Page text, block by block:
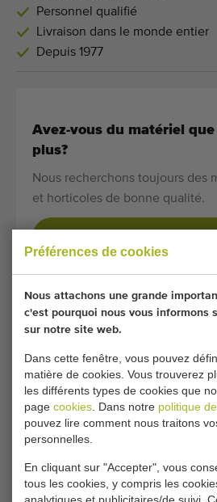
Préférences de cookies
Nous attachons une grande
c'est pourquoi nous vous informons
sur notre site web.
Dans cette fenêtre, vous pouvez
matière de cookies. Vous trouverez
les différents types de cookies que
page cookies . Dans notre politique
pouvez lire comment nous traitons
personnelles.
En cliquant sur "Accepter", vous
tous les cookies, y compris les
analytiques et publicitaires/de suivi.
Personnel qualifié
Livraison dans le monde entier
Depuis 1977
Avez-vous du matériel
plus?
Nous recherchons toujours des
et horticoles de bonne qualité.
PAGES
Machines à classer et
à trier les oignons
Machines
d'emballage pour les
oignons
d'oignons usées
Récolteuses